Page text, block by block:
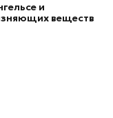
и
веществ